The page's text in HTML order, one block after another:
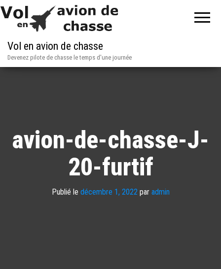
Vol en avion de chasse
Devenez pilote de chasse le temps d'une journée
avion-de-chasse-J-
20-furtif
Publié le décembre 1, 2022 par admin